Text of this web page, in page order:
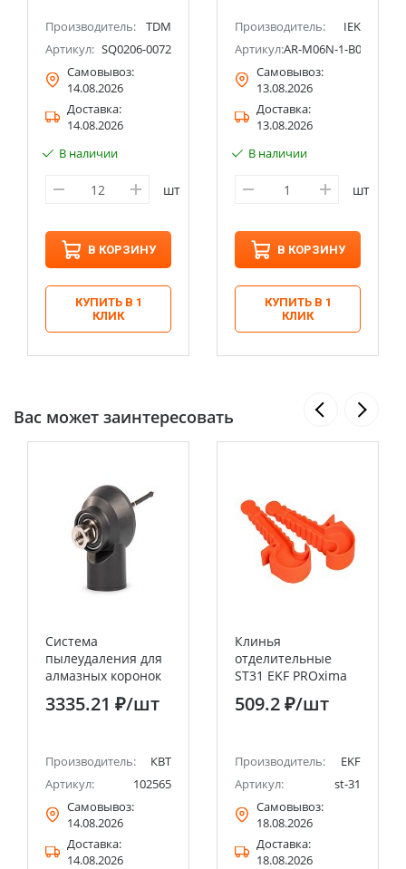
Производитель:
TDM
Артикул: SQ0206-0072
Самовывоз:
14.08.2026
Доставка:
14.08.2026
В наличии
шт
В КОРЗИНУ
КУПИТЬ В 1
КЛИК
Производитель:
IEK
Артикул:AR-M06N-1-B050DC
Самовывоз:
13.08.2026
Доставка:
13.08.2026
В наличии
шт
В КОРЗИНУ
КУПИТЬ В 1
КЛИК
Вас может заинтересовать
Система
пылеудаления для
алмазных коронок
M16-M18 КВТ
3335.21 ₽/шт
Производитель:
КВТ
Артикул:
102565
Самовывоз:
14.08.2026
Доставка:
14.08.2026
Клинья
отделительные
ST31 EKF PROxima
509.2 ₽/шт
Производитель:
EKF
Артикул:
st-31
Самовывоз:
18.08.2026
Доставка:
18.08.2026